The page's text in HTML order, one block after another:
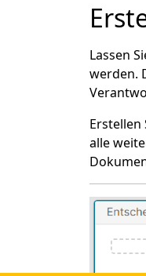
Lassen
werden.
alle